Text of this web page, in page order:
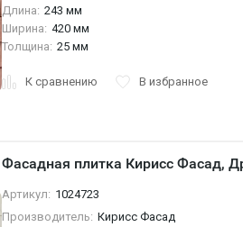
Длина: 243 мм
Ширина: 420 мм
Толщина: 25 мм
К сравнению В избранное
Фасадная плитка Кирисс Фасад,
Артикул: 1024723
Производитель: Кирисс Фасад